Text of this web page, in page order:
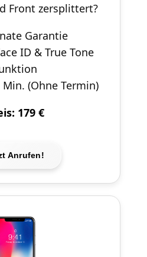
Front zersplittert?
Garantie
ID & True Tone
(Ohne Termin)
179 €
Anrufen!